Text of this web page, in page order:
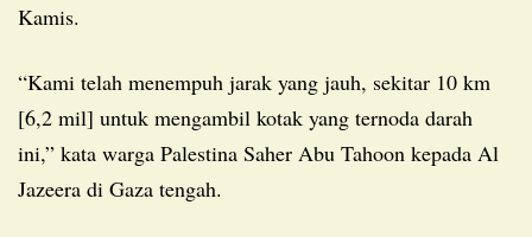
Kamis.
“Kami telah menempuh jarak yang jauh, sekitar 10 km
[6,2 mil] untuk mengambil kotak yang ternoda darah
ini,” kata warga Palestina Saher Abu Tahoon kepada Al
Jazeera di Gaza tengah.